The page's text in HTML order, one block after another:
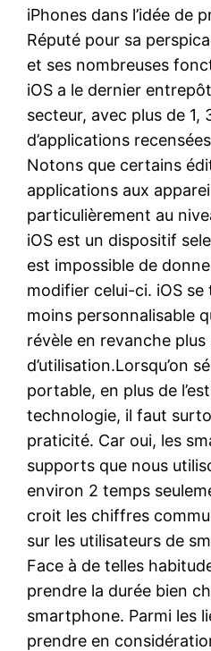
iPhones dans l’idée de
Réputé pour sa
et ses nombreuses
iOS a le dernier
secteur, avec plus de 1,
d’applications
Notons que certains
applications aux
particulièrement au
iOS est un dispositif
est impossible de
modifier celui-ci. iOS
moins personnalisable
révèle en revanche
d’utilisation.Lorsqu’on
portable, en plus de
technologie, il faut
praticité. Car oui, les
supports que nous
environ 2 temps
croit les chiffres
sur les utilisateurs de
Face à de telles
prendre la durée bien
smartphone. Parmi les
prendre en